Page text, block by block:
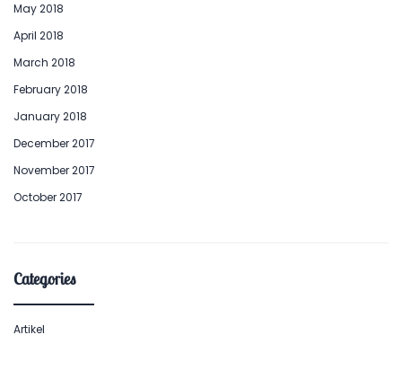
May 2018
April 2018
March 2018
February 2018
January 2018
December 2017
November 2017
October 2017
Categories
Artikel